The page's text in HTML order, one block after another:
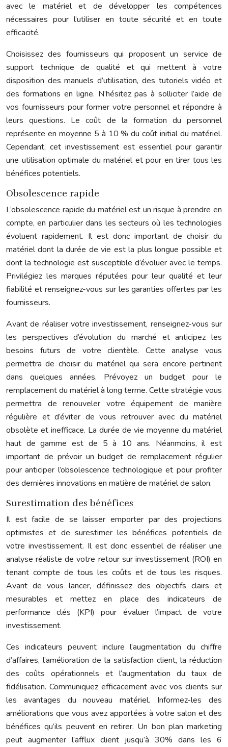
avec le matériel et de développer les compétences
nécessaires pour l’utiliser en toute sécurité et en toute
efficacité.
Choisissez des fournisseurs qui proposent un service de
support technique de qualité et qui mettent à votre
disposition des manuels d’utilisation, des tutoriels vidéo et
des formations en ligne. N’hésitez pas à solliciter l’aide de
vos fournisseurs pour former votre personnel et répondre à
leurs questions. Le coût de la formation du personnel
représente en moyenne 5 à 10 % du coût initial du matériel.
Cependant, cet investissement est essentiel pour garantir
une utilisation optimale du matériel et pour en tirer tous les
bénéfices potentiels.
Obsolescence rapide
L’obsolescence rapide du matériel est un risque à prendre en
compte, en particulier dans les secteurs où les technologies
évoluent rapidement. Il est donc important de choisir du
matériel dont la durée de vie est la plus longue possible et
dont la technologie est susceptible d’évoluer avec le temps.
Privilégiez les marques réputées pour leur qualité et leur
fiabilité et renseignez-vous sur les garanties offertes par les
fournisseurs.
Avant de réaliser votre investissement, renseignez-vous sur
les perspectives d’évolution du marché et anticipez les
besoins futurs de votre clientèle. Cette analyse vous
permettra de choisir du matériel qui sera encore pertinent
dans quelques années. Prévoyez un budget pour le
remplacement du matériel à long terme. Cette stratégie vous
permettra de renouveler votre équipement de manière
régulière et d’éviter de vous retrouver avec du matériel
obsolète et inefficace. La durée de vie moyenne du matériel
haut de gamme est de 5 à 10 ans. Néanmoins, il est
important de prévoir un budget de remplacement régulier
pour anticiper l’obsolescence technologique et pour profiter
des dernières innovations en matière de matériel de salon.
Surestimation des bénéfices
Il est facile de se laisser emporter par des projections
optimistes et de surestimer les bénéfices potentiels de
votre investissement. Il est donc essentiel de réaliser une
analyse réaliste de votre retour sur investissement (ROI) en
tenant compte de tous les coûts et de tous les risques.
Avant de vous lancer, définissez des objectifs clairs et
mesurables et mettez en place des indicateurs de
performance clés (KPI) pour évaluer l’impact de votre
investissement.
Ces indicateurs peuvent inclure l’augmentation du chiffre
d’affaires, l’amélioration de la satisfaction client, la réduction
des coûts opérationnels et l’augmentation du taux de
fidélisation. Communiquez efficacement avec vos clients sur
les avantages du nouveau matériel. Informez-les des
améliorations que vous avez apportées à votre salon et des
bénéfices qu’ils peuvent en retirer. Un bon plan marketing
peut augmenter l’afflux client jusqu’à 30% dans les 6